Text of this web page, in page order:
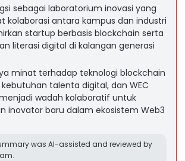
sebagai laboratorium inovasi yang
kolaborasi antara kampus dan industri
startup berbasis blockchain serta
literasi digital di kalangan generasi
minat terhadap teknologi blockchain
talenta digital, dan WEC
wadah kolaboratif untuk
inovator baru dalam ekosistem Web3
was AI-assisted and reviewed by